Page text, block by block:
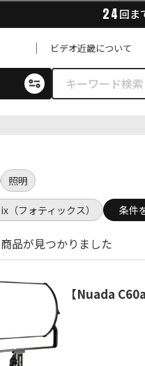
24回ま
ビデオ近畿について
照明
（フォティックス） 条件
品が見つかりました
【Nuada